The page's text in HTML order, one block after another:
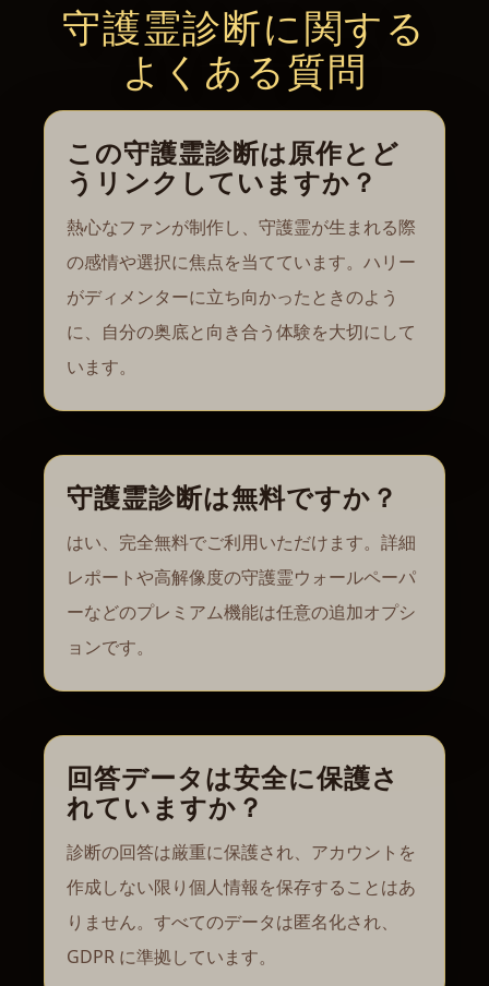
守護霊診断に関する
よくある質問
この守護霊診断は原作とど
うリンクしていますか？
熱心なファンが制作し、守護霊が生まれる際
の感情や選択に焦点を当てています。ハリー
がディメンターに立ち向かったときのよう
に、自分の奥底と向き合う体験を大切にして
います。
守護霊診断は無料ですか？
はい、完全無料でご利用いただけます。詳細
レポートや高解像度の守護霊ウォールペーパ
ーなどのプレミアム機能は任意の追加オプシ
ョンです。
回答データは安全に保護さ
れていますか？
診断の回答は厳重に保護され、アカウントを
作成しない限り個人情報を保存することはあ
りません。すべてのデータは匿名化され、
GDPR に準拠しています。